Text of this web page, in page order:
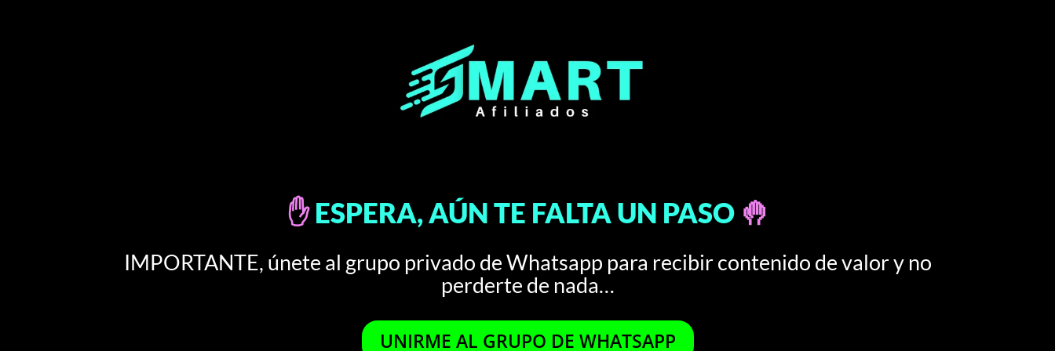
✋ESPERA, AÚN TE FALTA UN PASO 🤚
IMPORTANTE, únete al grupo privado de Whatsapp para recibir contenido de valor y no
perderte de nada…
UNIRME AL GRUPO DE WHATSAPP